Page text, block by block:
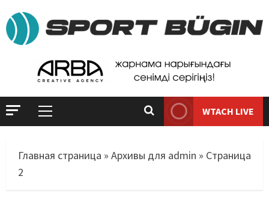
WTACH LIVE
Главная страница » Архивы для admin » Страница
2